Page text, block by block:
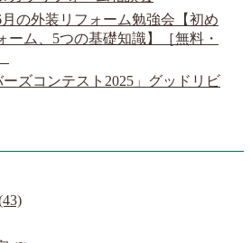
月の外装リフォーム勉強会【初め
ーム、5つの基礎知識】［無料・
ーズコンテスト2025」グッドリビ